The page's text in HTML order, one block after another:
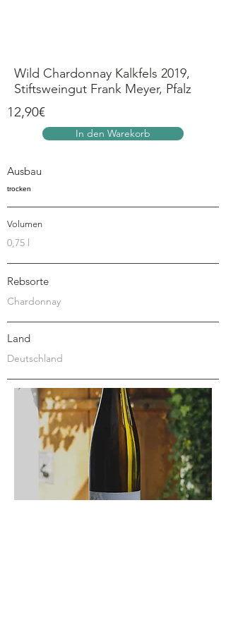
Wild Chardonnay Kalkfels 2019,
Stiftsweingut Frank Meyer, Pfalz
12,90€
In den Warekorb
Ausbau
trocken
Volumen
0,75 l
Rebsorte
Chardonnay
Land
Deutschland